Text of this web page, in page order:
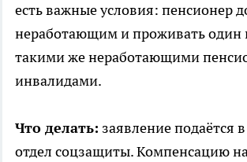
есть важные условия: пенсионер
неработающим и проживать один
такими же неработающими
инвалидами.
Что делать: заявление
отдел соцзащиты. Компенсацию